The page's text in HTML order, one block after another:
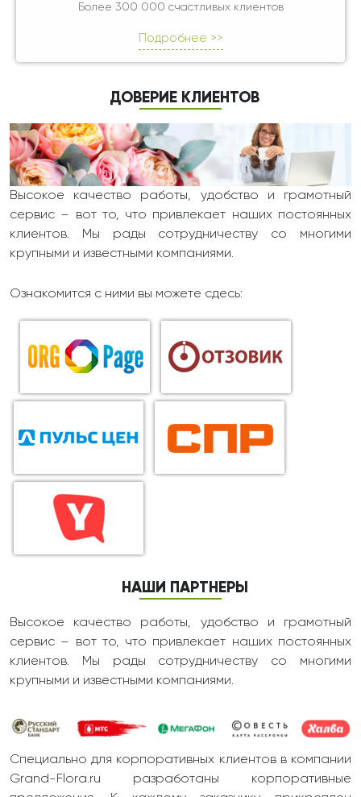
Более 300 000 счастливых клиентов
Подробнее >>
ДОВЕРИЕ КЛИЕНТОВ
Высокое качество работы, удобство и грамотный
сервис – вот то, что привлекает наших постоянных
клиентов. Мы рады сотрудничеству со многими
крупными и известными компаниями.
Ознакомится с ними вы можете сдесь:
НАШИ ПАРТНЕРЫ
Высокое качество работы, удобство и грамотный
сервис – вот то, что привлекает наших постоянных
клиентов. Мы рады сотрудничеству со многими
крупными и известными компаниями.
Специально для корпоративных клиентов в компании
Grand-Flora.ru разработаны корпоративные